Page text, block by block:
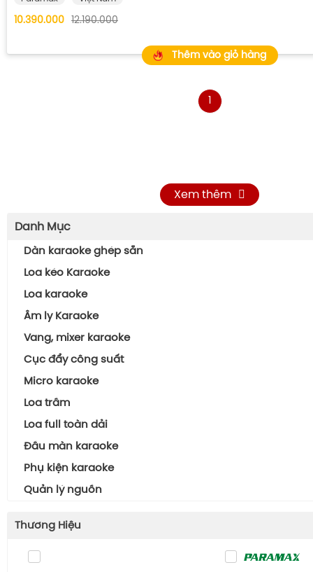
10.390.000 12.190.000
Thêm vào giỏ hàng
1
Xem thêm
Danh Mục
Dàn karaoke ghép sẵn
Loa kéo Karaoke
Loa karaoke
Âm ly Karaoke
Vang, mixer karaoke
Cục đẩy công suất
Micro karaoke
Loa trầm
Loa full toàn dải
Đầu màn karaoke
Phụ kiện karaoke
Quản lý nguồn
Thương Hiệu